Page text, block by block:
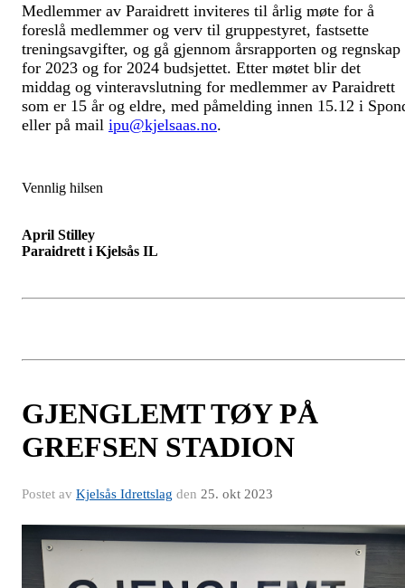
Medlemmer av Paraidrett inviteres til årlig møte for å
foreslå medlemmer og verv til gruppestyret, fastsette
treningsavgifter, og gå gjennom årsrapporten og regnskap
for 2023 og for 2024 budsjettet. Etter møtet blir det
middag og vinteravslutning for medlemmer av Paraidrett
som er 15 år og eldre, med påmelding innen 15.12 i
eller på mail ipu@kjelsaas.no.
Vennlig hilsen
April Stilley
Paraidrett i Kjelsås IL
GJENGLEMT TØY PÅ
GREFSEN STADION
Postet av Kjelsås Idrettslag den 25. okt 2023